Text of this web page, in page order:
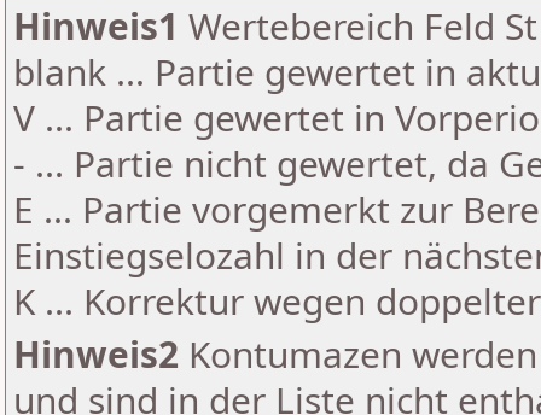
Hinweis1 Wertebereich Feld
blank ... Partie gewertet in
V ... Partie gewertet in
- ... Partie nicht gewertet, da
E ... Partie vorgemerkt zur
Einstiegselozahl in der
K ... Korrektur wegen
Hinweis2 Kontumazen
und sind in der Liste nicht